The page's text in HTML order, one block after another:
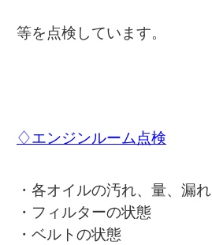
等を点検しています。
♢エンジンルーム点検
・各オイルの汚れ、量、漏れ
・フィルターの状態
・ベルトの状態